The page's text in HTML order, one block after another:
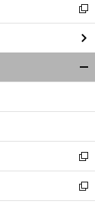
く
新
し
い
ウ
ィ
ン
ウ
開
く
新
し
い
ウ
新
し